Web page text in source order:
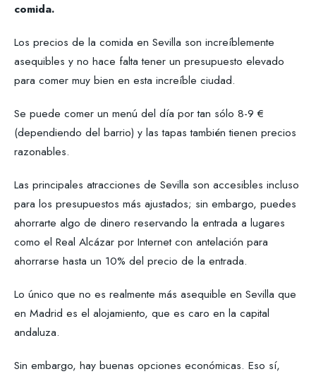
comida.
Los precios de la comida en Sevilla son increíblemente
asequibles y no hace falta tener un presupuesto elevado
para comer muy bien en esta increíble ciudad.
Se puede comer un menú del día por tan sólo 8-9 €
(dependiendo del barrio) y las tapas también tienen precios
razonables.
Las principales atracciones de Sevilla son accesibles incluso
para los presupuestos más ajustados; sin embargo, puedes
ahorrarte algo de dinero reservando la entrada a lugares
como el Real Alcázar por Internet con antelación para
ahorrarse hasta un 10% del precio de la entrada.
Lo único que no es realmente más asequible en Sevilla que
en Madrid es el alojamiento, que es caro en la capital
andaluza.
Sin embargo, hay buenas opciones económicas. Eso sí,